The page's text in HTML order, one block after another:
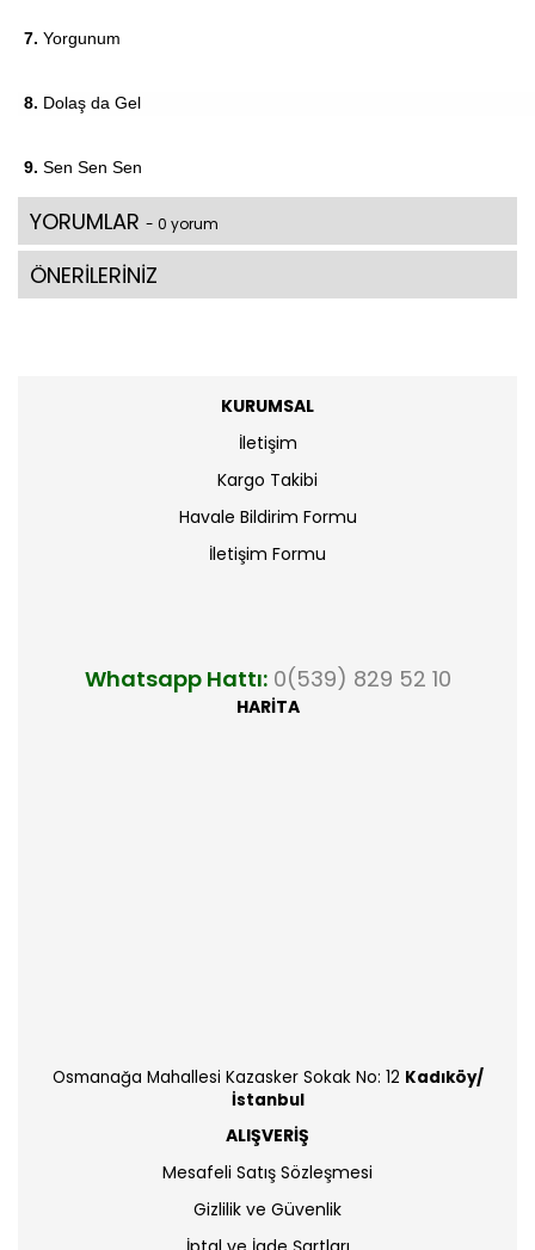
7. Yorgunum
8. Dolaş da Gel
9. Sen Sen Sen
YORUMLAR - 0 yorum
ÖNERİLERİNİZ
KURUMSAL
İletişim
Kargo Takibi
Havale Bildirim Formu
İletişim Formu
Whatsapp Hattı: 0(539) 829 52 10
HARİTA
Osmanağa Mahallesi Kazasker Sokak No: 12 Kadıköy/
İstanbul
ALIŞVERİŞ
Mesafeli Satış Sözleşmesi
Gizlilik ve Güvenlik